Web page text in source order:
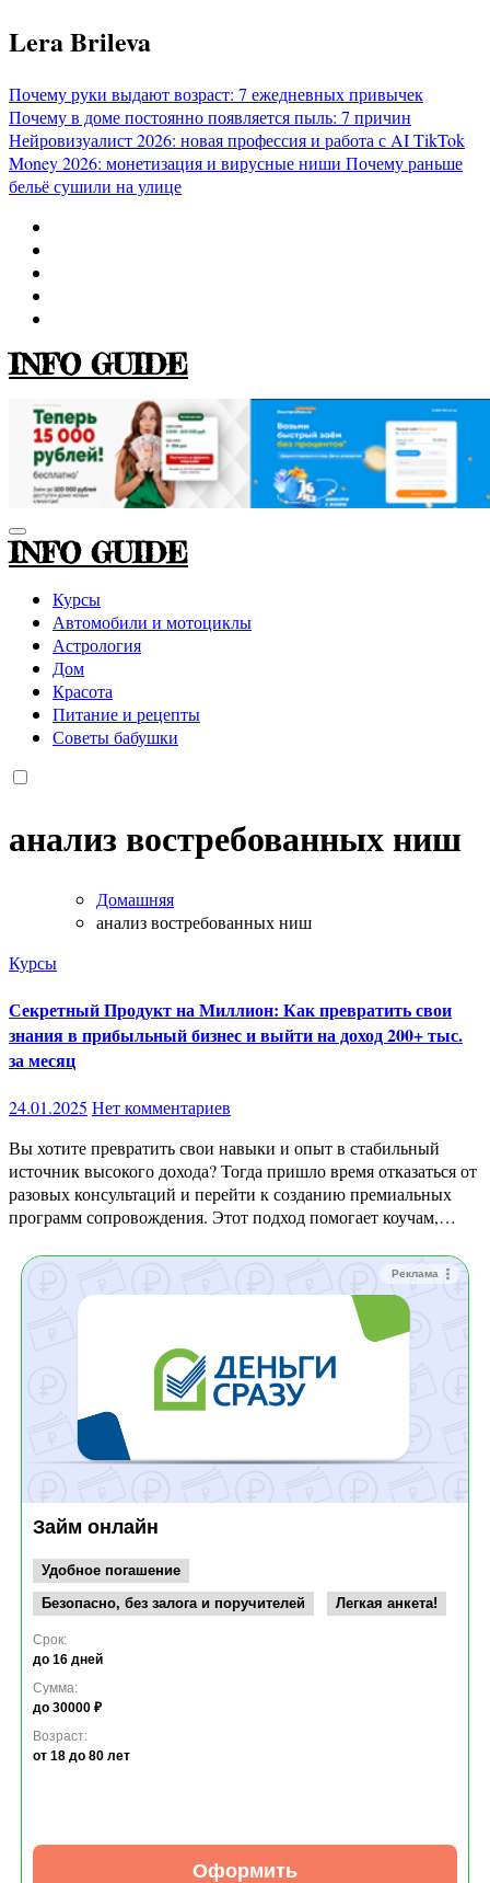
Перейти
к
Lera Brileva
Почему руки выдают возраст: 7 ежедневных привычек
Почему в доме постоянно появляется пыль: 7 причин
Нейровизуалист 2026: новая профессия и работа с AITikTok
Money 2026: монетизация и вирусные ниши Почему раньше
бельё сушили на улице
INFO GUIDE
INFO GUIDE
Курсы
Автомобили и мотоциклы
Астрология
Дом
Красота
Питание и рецепты
Советы бабушки
анализ востребованных ниш
Домашняя
анализ востребованных ниш
Курсы
Секретный Продукт на Миллион: Как превратить свои
знания в прибыльный бизнес и выйти на доход 200+ тыс.
за месяц
24.01.2025 Нет комментариев
Вы хотите превратить свои навыки и опыт в стабильный
источник высокого дохода? Тогда пришло время отказаться от
разовых консультаций и перейти к созданию премиальных
программ сопровождения. Этот подход помогает коучам,…
Реклама
Займ онлайн
Удобное погашение
Безопасно, без залога и поручителей
Легкая анкета!
Срок:
до 16 дней
Сумма:
до 30000 ₽
Возраст:
от 18 до 80 лет
Оформить